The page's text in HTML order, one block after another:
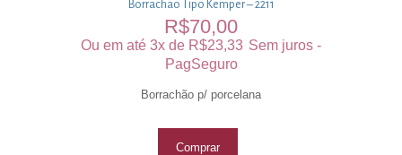
Borrachão Tipo Kemper – 2211
R$70,00
Ou em até 3x de R$23,33 Sem juros -
PagSeguro
Borrachão p/ porcelana
Comprar